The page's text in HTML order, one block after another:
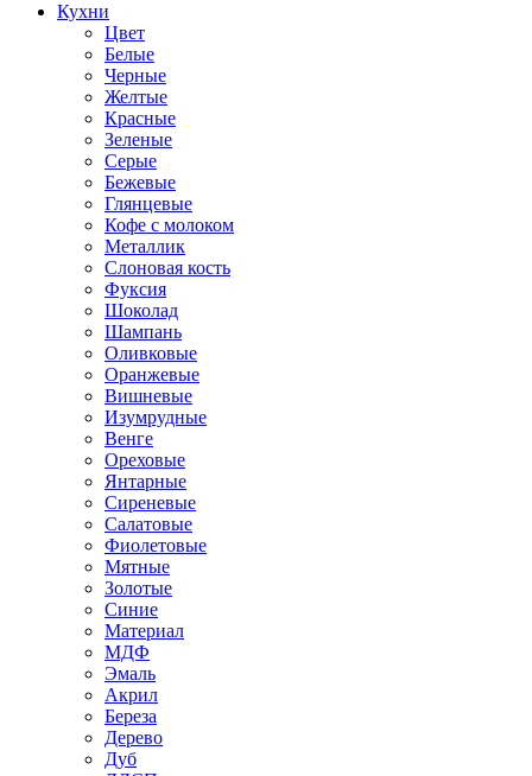
Кухни
Цвет
Белые
Черные
Желтые
Красные
Зеленые
Серые
Бежевые
Глянцевые
Кофе с молоком
Металлик
Слоновая кость
Фуксия
Шоколад
Шампань
Оливковые
Оранжевые
Вишневые
Изумрудные
Венге
Ореховые
Янтарные
Сиреневые
Салатовые
Фиолетовые
Мятные
Золотые
Синие
Материал
МДФ
Эмаль
Акрил
Береза
Дерево
Дуб